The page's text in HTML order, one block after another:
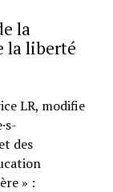
la
la liberté
LR, modifie
des
» :